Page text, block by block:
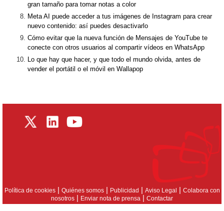
gran tamaño para tomar notas a color
Meta AI puede acceder a tus imágenes de Instagram para crear
nuevo contenido: así puedes desactivarlo
Cómo evitar que la nueva función de Mensajes de YouTube te
conecte con otros usuarios al compartir vídeos en WhatsApp
Lo que hay que hacer, y que todo el mundo olvida, antes de
vender el portátil o el móvil en Wallapop
Política de cookies| Quiénes somos| Publicidad | Aviso Legal | Colabora con
nosotros | Enviar nota de prensa | Contactar